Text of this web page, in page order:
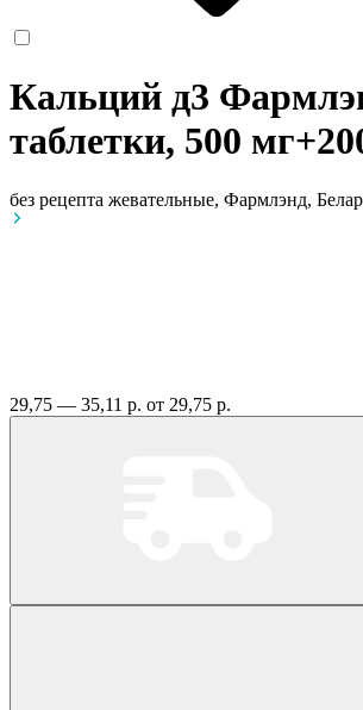
Кальций д3
таблетки, 500
без рецепта жевательные, Фармлэнд,
29,75 — 35,11 р. от 29,75 р.